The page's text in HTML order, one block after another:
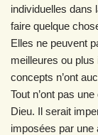
individuelles dans
faire quelque
Elles ne peuvent
meilleures ou
concepts n’ont
Tout n’ont pas
Dieu. Il serait
imposées par une